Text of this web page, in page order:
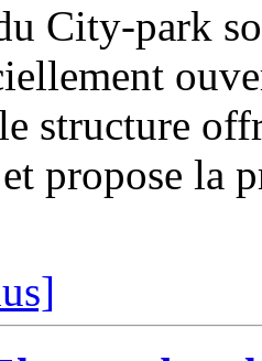
City-park
structure
propose la